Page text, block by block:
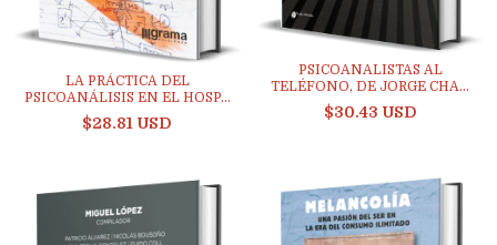
LA PRÁCTICA DEL
PSICOANÁLISIS EN EL HOSP...
$28.81 USD
PSICOANALISTAS AL
TELÉFONO, DE JORGE CHA...
$30.43 USD